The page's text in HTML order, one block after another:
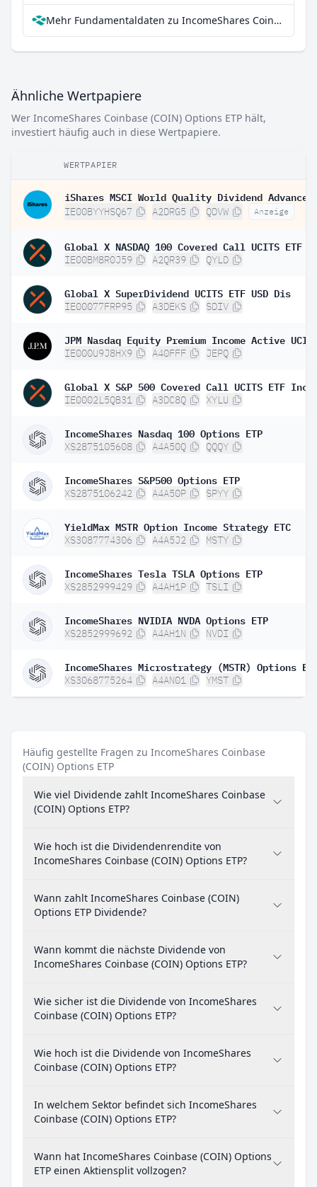
Mehr Fundamentaldaten zu IncomeShares Coinbase (COIN) Options ETP bei Parqet
Ähnliche Wertpapiere
Wer IncomeShares Coinbase (COIN) Options ETP hält,
investiert häufig auch in diese Wertpapiere.
WERTPAPIER
IE00BYYHSQ67 A2DRG5 QDVW Anzeige
Global X NASDAQ 100 Covered Call UCITS ETF
IE00BM8R0J59 A2QR39 QYLD
Global X SuperDividend UCITS ETF USD Dis
IE00077FRP95 A3DEKS SDIV
IE000U9J8HX9 A40FFF JEPQ
Global X S&P 500 Covered Call UCITS ETF Inc
IE0002L5QB31 A3DC8Q XYLU
IncomeShares Nasdaq 100 Options ETP
XS2875105608 A4A50Q QQQY
IncomeShares S&P500 Options ETP
XS2875106242 A4A50P SPYY
YieldMax MSTR Option Income Strategy ETC
XS3087774306 A4A5J2 MSTY
IncomeShares Tesla TSLA Options ETP
XS2852999429 A4AH1P TSLI
IncomeShares NVIDIA NVDA Options ETP
XS2852999692 A4AH1N NVDI
IncomeShares Microstrategy (MSTR) Options
XS3068775264 A4AN01 YMST
Häufig gestellte Fragen zu IncomeShares Coinbase
(COIN) Options ETP
Wie viel Dividende zahlt IncomeShares Coinbase
(COIN) Options ETP?
Wie hoch ist die Dividendenrendite von
IncomeShares Coinbase (COIN) Options ETP?
Wann zahlt IncomeShares Coinbase (COIN)
Options ETP Dividende?
Wann kommt die nächste Dividende von
IncomeShares Coinbase (COIN) Options ETP?
Wie sicher ist die Dividende von IncomeShares
Coinbase (COIN) Options ETP?
Wie hoch ist die Dividende von IncomeShares
Coinbase (COIN) Options ETP?
In welchem Sektor befindet sich IncomeShares
Coinbase (COIN) Options ETP?
Wann hat IncomeShares Coinbase (COIN) Options
ETP einen Aktiensplit vollzogen?